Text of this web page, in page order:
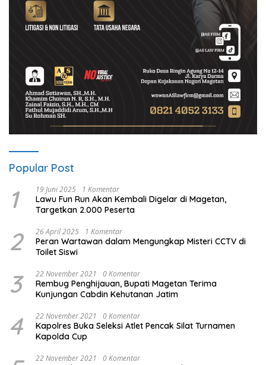
Popular Post
1 19 Juni 2025 1 Komentar
Lawu Fun Run Akan Kembali Digelar di Magetan,
Targetkan 2.000 Peserta
2 26 April 2025 1 Komentar
Peran Wartawan dalam Mengungkap Misteri CCTV di
Toilet Siswi
3 22 November 2021 0 Komentar
Rembug Penghijauan, Bupati Magetan Terima
Kunjungan Cabdin Kehutanan Jatim
4 22 November 2021 0 Komentar
Kapolres Buka Seleksi Atlet Pencak Silat Turnamen
Kapolda Cup
22 November 2021 0 Komentar